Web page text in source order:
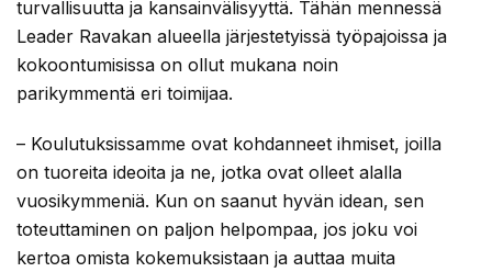
turvallisuutta ja kansainvälisyyttä. Tähän mennessä
Leader Ravakan alueella järjestetyissä työpajoissa ja
kokoontumisissa on ollut mukana noin
parikymmentä eri toimijaa.
– Koulutuksissamme ovat kohdanneet ihmiset, joilla
on tuoreita ideoita ja ne, jotka ovat olleet alalla
vuosikymmeniä. Kun on saanut hyvän idean, sen
toteuttaminen on paljon helpompaa, jos joku voi
kertoa omista kokemuksistaan ja auttaa muita